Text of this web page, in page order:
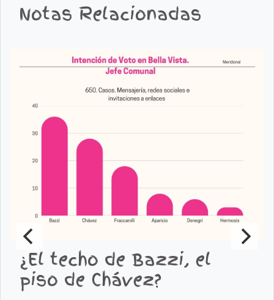
Notas Relacionadas
¿El techo de Bazzi, el
piso de Chávez?